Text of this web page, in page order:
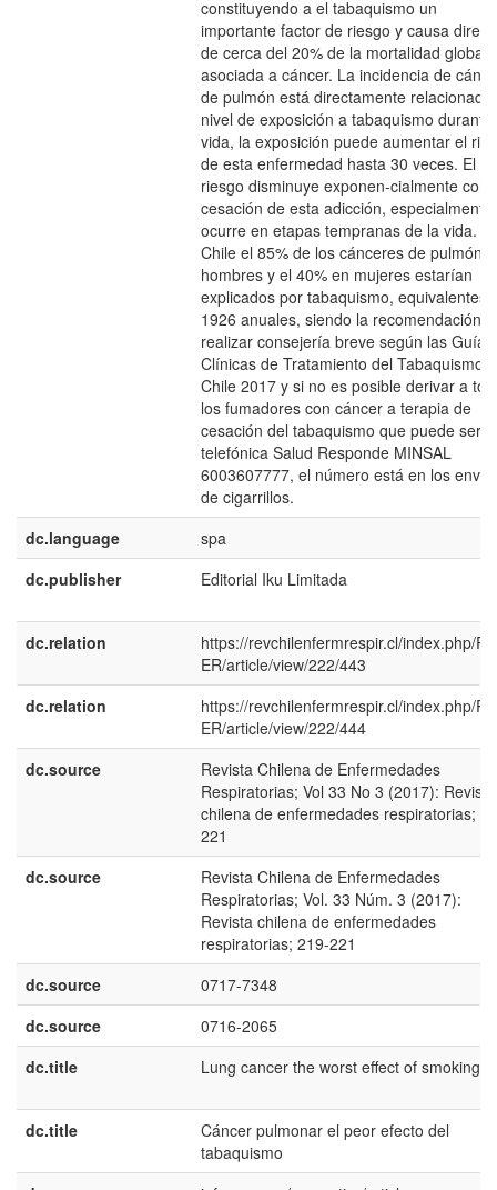
constituyendo a el tabaquismo un
importante factor de riesgo y causa
de cerca del 20% de la mortalidad global
asociada a cáncer. La incidencia de
de pulmón está directamente relacionada
nivel de exposición a tabaquismo durante
vida, la exposición puede aumentar el
de esta enfermedad hasta 30 veces. El
riesgo disminuye exponen-cialmente con
cesación de esta adicción, especialmente
ocurre en etapas tempranas de la vida.
Chile el 85% de los cánceres de pulmón
hombres y el 40% en mujeres estarían
explicados por tabaquismo, equivalentes
1926 anuales, siendo la recomendación
realizar consejería breve según las Guías
Clínicas de Tratamiento del Tabaquismo
Chile 2017 y si no es posible derivar a
los fumadores con cáncer a terapia de
cesación del tabaquismo que puede ser
telefónica Salud Responde MINSAL
6003607777, el número está en los
de cigarrillos.
dc.language
spa
dc.publisher
Editorial Iku Limitada
dc.relation
https://revchilenfermrespir.cl/index.php/
ER/article/view/222/443
dc.relation
https://revchilenfermrespir.cl/index.php/
ER/article/view/222/444
dc.source
Revista Chilena de Enfermedades
Respiratorias; Vol 33 No 3 (2017): Revista
chilena de enfermedades respiratorias;
221
dc.source
Revista Chilena de Enfermedades
Respiratorias; Vol. 33 Núm. 3 (2017):
Revista chilena de enfermedades
respiratorias; 219-221
dc.source
0717-7348
dc.source
0716-2065
dc.title
Lung cancer the worst effect of smoking
dc.title
Cáncer pulmonar el peor efecto del
tabaquismo